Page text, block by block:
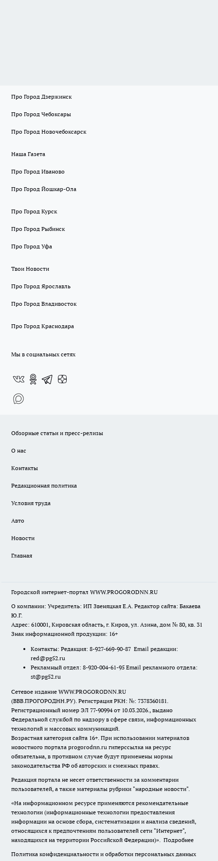
Про Город Дзержинск
Про Город Чебоксары
Про Город Новочебоксарск
Наша Газета
Про Город Иваново
Про Город Йошкар-Ола
Про Город Курск
Про Город Рыбинск
Про Город Уфа
Твои Новости
Про Город Ярославль
Про Город Владивосток
Про Город Краснодара
Мы в социальных сетях
Обзорные статьи и пресс-релизы
О нас
Контакты
Редакционная политика
Условия труда
Авто
Новости
Главная
Городской интернет-портал WWW.PROGORODNN.RU
О компании: Учредитель: ИП Звеняцкая Е.А. Редактор сайта: Бакаева
Ю.Г.
Адрес: 610001, Кировская область, г. Киров, ул. Азина, дом № 80, кв. 31
Знак информационной продукции: 16+
Контакты: Редакция: 8-927-669-90-87 Email редакции:
red@pg52.ru
Рекламный отдел: 8-920-004-61-95 Email рекламного отдела:
st@pg52.ru
Сетевое издание WWW.PROGORODNN.RU
(ВВВ.ПРОГОРОДНН.РУ). Регистрация РКН: №: 7378360181.
Регистрационный номер ЭЛ 77-90994 от 10.03.2026., выдано
Федеральной службой по надзору в сфере связи, информационных
технологий и массовых коммуникаций.
Возрастная категория сайта 16+. При использовании материалов
новостного портала progorodnn.ru гиперссылка на ресурс
обязательна, в противном случае будут применены нормы
законодательства РФ об авторских и смежных правах.
Редакция портала не несет ответственности за комментарии
пользователей, а также материалы рубрики "народные новости".
«На информационном ресурсе применяются рекомендательные
технологии (информационные технологии предоставления
информации на основе сбора, систематизации и анализа сведений,
относящихся к предпочтениям пользователей сети "Интернет",
находящихся на территории Российской Федерации)». Подробнее
Политика конфиденциальности и обработки персональных данных